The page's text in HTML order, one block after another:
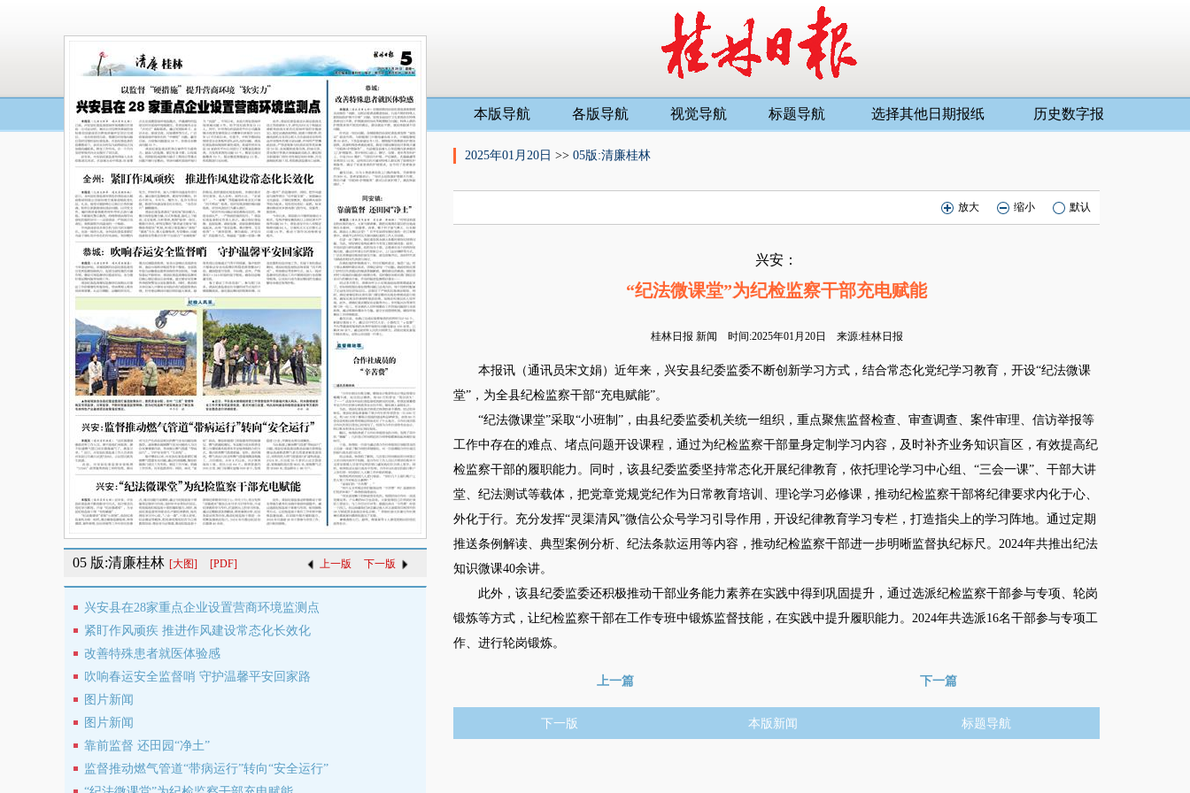
05 版:清廉桂林 [大图] [PDF] 上一版 下一版
兴安县在28家重点企业设置营商环境监测点
紧盯作风顽疾 推进作风建设常态化长效化
改善特殊患者就医体验感
吹响春运安全监督哨 守护温馨平安回家路
图片新闻
图片新闻
靠前监督 还田园“净土”
监督推动燃气管道“带病运行”转向“安全运行”
本版导航 各版导航 视觉导航 标题导航 选择其他日期报纸 历史数字报
2025年01月20日 >> 05版:清廉桂林
放大 缩小 默认
兴安：
“纪法微课堂”为纪检监察干部充电赋能
桂林日报 新闻 时间:2025年01月20日 来源:桂林日报
本报讯（通讯员宋文娟）近年来，兴安县纪委监委不断创新学习方式，结合常态化党纪学习教育，开设“纪法微课
堂”，为全县纪检监察干部“充电赋能”。
“纪法微课堂”采取“小班制”，由县纪委监委机关统一组织，重点聚焦监督检查、审查调查、案件审理、信访举报等
工作中存在的难点、堵点问题开设课程，通过为纪检监察干部量身定制学习内容，及时补齐业务知识盲区，有效提高纪
检监察干部的履职能力。同时，该县纪委监委坚持常态化开展纪律教育，依托理论学习中心组、“三会一课”、干部大讲
堂、纪法测试等载体，把党章党规党纪作为日常教育培训、理论学习必修课，推动纪检监察干部将纪律要求内化于心、
外化于行。充分发挥“灵渠清风”微信公众号学习引导作用，开设纪律教育学习专栏，打造指尖上的学习阵地。通过定期
推送条例解读、典型案例分析、纪法条款运用等内容，推动纪检监察干部进一步明晰监督执纪标尺。2024年共推出纪法
知识微课40余讲。
此外，该县纪委监委还积极推动干部业务能力素养在实践中得到巩固提升，通过选派纪检监察干部参与专项、轮岗
锻炼等方式，让纪检监察干部在工作专班中锻炼监督技能，在实践中提升履职能力。2024年共选派16名干部参与专项工
作、进行轮岗锻炼。
上一篇 下一篇
下一版 本版新闻 标题导航